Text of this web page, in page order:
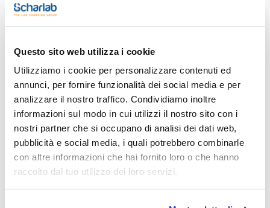
Questo sito web utilizza i cookie
Utilizziamo i cookie per personalizzare contenuti ed
annunci, per fornire funzionalità dei social media e per
analizzare il nostro traffico. Condividiamo inoltre
informazioni sul modo in cui utilizzi il nostro sito con i
nostri partner che si occupano di analisi dei dati web,
pubblicità e social media, i quali potrebbero combinarle
con altre informazioni che hai fornito loro o che hanno
raccolto dal tuo utilizzo dei loro servizi.
Stampa pagina prodotto
Caratteristiche
Capacità : x 500 ml
- C16H18ClN3S
- M = 319,86 g/mol
- CAS [61-73-4]
- EINECS-No.: 200-515-2
- Density: 0,995 g/cm3
- GHS-H sentences: H341 - H315 - H319
Vedi di più